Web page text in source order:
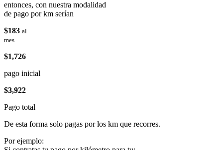
entonces, con nuestra modalidad
de pago por km serían
$183 al
mes
$1,726
pago inicial
$3,922
Pago total
De esta forma solo pagas por los km que recorres.
Por ejemplo: